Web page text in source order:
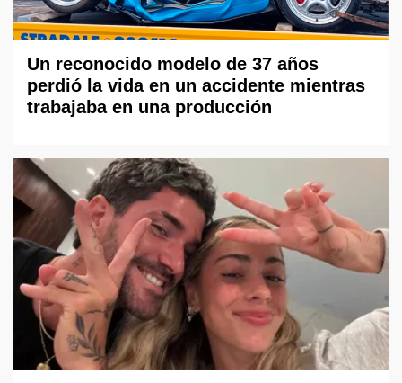
Un reconocido modelo de 37 años
perdió la vida en un accidente mientras
trabajaba en una producción